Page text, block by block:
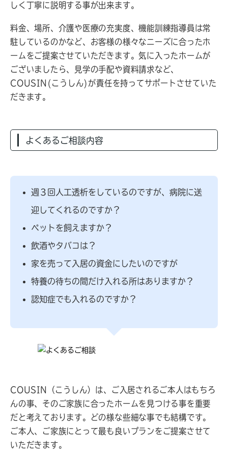
しく丁寧に説明する事が出来ます。
料金、場所、介護や医療の充実度、機能訓練指導員は常
駐しているのかなど、お客様の様々なニーズに合ったホ
ームをご提案させていただきます。気に入ったホームが
ございましたら、見学の手配や資料請求など、
COUSIN(こうしん)が責任を持ってサポートさせていた
だきます。
よくあるご相談内容
週３回人工透析をしているのですが、病院に送
迎してくれるのですか？
ペットを飼えますか？
飲酒やタバコは？
家を売って入居の資金にしたいのですが
特養の待ちの間だけ入れる所はありますか？
認知症でも入れるのですか？
COUSIN（こうしん）は、ご入居されるご本人はもちろ
んの事、そのご家族に合ったホームを見つける事を重要
だと考えております。どの様な些細な事でも結構です。
ご本人、ご家族にとって最も良いプランをご提案させて
いただきます。